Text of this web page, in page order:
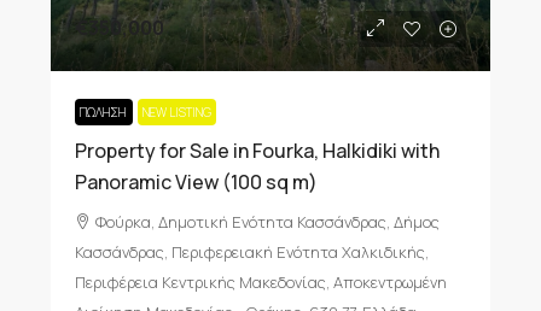
€350,000
ΠΏΛΗΣΗ NEW LISTING
Property for Sale in Fourka, Halkidiki with
Panoramic View (100 sq m)
Φούρκα, Δημοτική Ενότητα Κασσάνδρας, Δήμος
Κασσάνδρας, Περιφερειακή Ενότητα Χαλκιδικής,
Περιφέρεια Κεντρικής Μακεδονίας, Αποκεντρωμένη